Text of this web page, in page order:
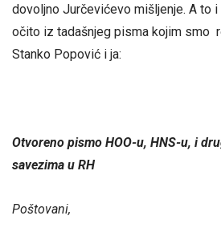
dovoljno Jurčevićevo mišljenje. A to i
očito iz tadašnjeg pisma kojim smo
Stanko Popović i ja:
Otvoreno pismo HOO-u, HNS-u, i
savezima u RH
Poštovani,